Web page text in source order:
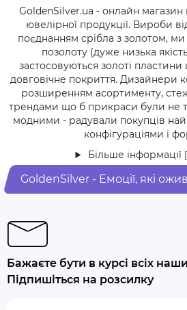
GoldenSilver.ua - онлайн магазин
ювелірної продукції. Вироби
поєднанням срібла з золотом,
позолоту (дуже низька
застосовуються золоті пластини
довговічне покриття. Дизайнери
розширенням асортименту,
трендами що б прикраси були не
модними - радували покупців
конфігураціями і
Більше інформації
GoldenSilver - Емоції, які
Бажаєте бути в курсі всіх
Підпишіться на розсилку